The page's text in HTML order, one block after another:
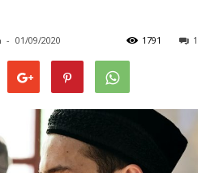
- 01/09/2020 1
1791